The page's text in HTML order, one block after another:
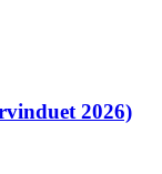
2026)